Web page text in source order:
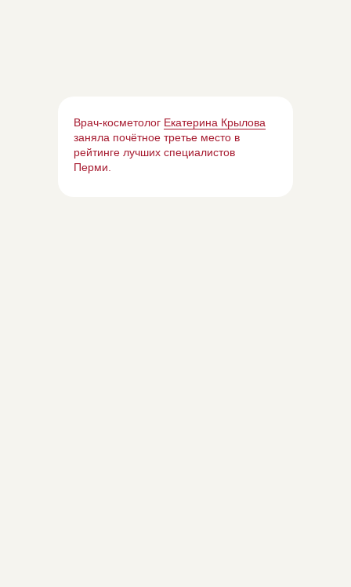
Врач-косметолог Екатерина Крылова
заняла почётное третье место в
рейтинге лучших специалистов
Перми.